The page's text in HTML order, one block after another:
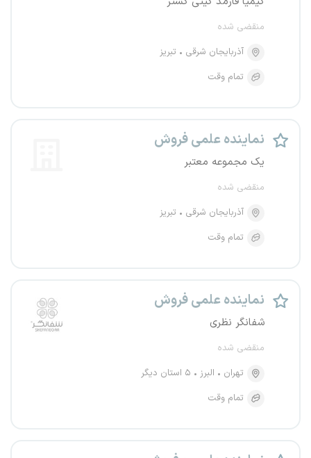
منقضی شده
آذربایجان شرقی
تبریز
تمام وقت
نماینده علمی فروش
یک مجموعه معتبر
منقضی شده
آذربایجان شرقی
تبریز
تمام وقت
نماینده علمی فروش
شفانگر نظری
منقضی شده
تهران
البرز
۵ استان دیگر
تمام وقت